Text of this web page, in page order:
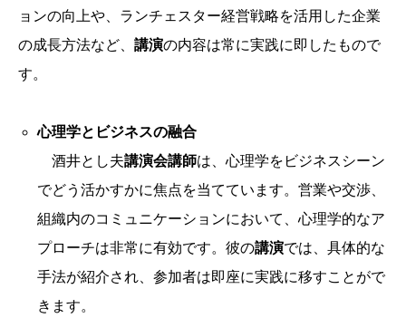
ョンの向上や、ランチェスター経営戦略を活用した企業
の成長方法など、 講演の内容は常に実践に即したもので
す。
心理学とビジネスの融合
酒井とし夫講演会講師は、心理学をビジネスシーン
でどう活かすかに焦点を当てています。営業や交渉、
組織内のコミュニケーションにおいて、心理学的なア
プローチは非常に有効です。彼の講演では、具体的な
手法が紹介され、参加者は即座に実践に移すことがで
きます。